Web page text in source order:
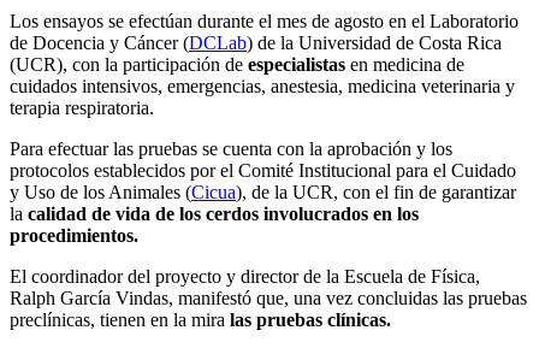
Los ensayos se efectúan durante el mes de agosto en el Laboratorio
de Docencia y Cáncer (DCLab) de la Universidad de Costa Rica
(UCR), con la participación de especialistas en medicina de
cuidados intensivos, emergencias, anestesia, medicina veterinaria y
terapia respiratoria.
Para efectuar las pruebas se cuenta con la aprobación y los
protocolos establecidos por el Comité Institucional para el Cuidado
y Uso de los Animales (Cicua), de la UCR, con el fin de garantizar
la calidad de vida de los cerdos involucrados en los
procedimientos.
El coordinador del proyecto y director de la Escuela de Física,
Ralph García Vindas, manifestó que, una vez concluidas las pruebas
preclínicas, tienen en la mira las pruebas clínicas.